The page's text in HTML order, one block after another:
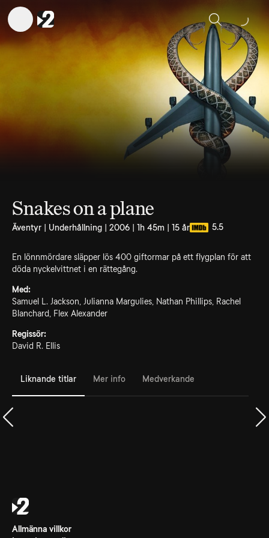
Sök
Snakes on a plane
Äventyr | Underhållning | 2006 | 1h 45m | 15 år 5.5
En lönnmördare släpper lös 400 giftormar på ett flygplan för att
döda nyckelvittnet i en rättegång.
Med:
Samuel L. Jackson, Julianna Margulies, Nathan Phillips, Rachel
Blanchard, Flex Alexander
Regissör:
David R. Ellis
Liknande titlar Mer info Medverkande
Allmänna villkor